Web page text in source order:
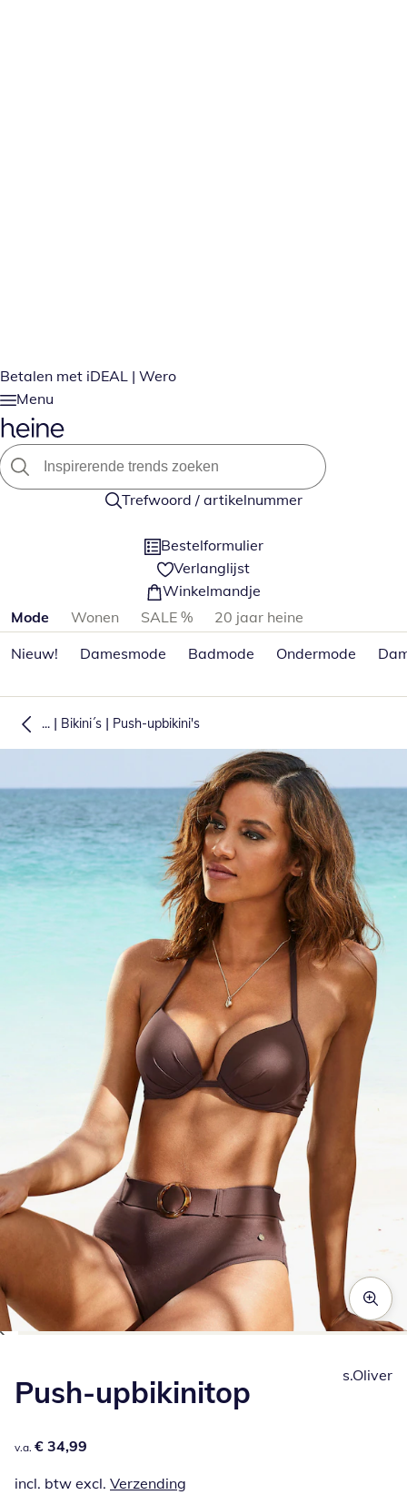
Betalen met iDEAL | Wero
Menu
Trefwoord / artikelnummer
Bestelformulier
Verlanglijst
Winkelmandje
Productcategorieën overslaan
Mode Wonen SALE %
20 jaar heine
Nieuw!
Damesmode Badmode Ondermode
... | Bikini´s | Push-upbikini's
Push-upbikinitop
€ 34,99
v.a. € 34,99
incl. btw excl. Verzending
s.Oliver